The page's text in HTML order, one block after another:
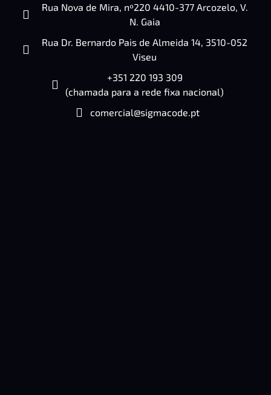
Rua Nova de Mira, nº220 4410-377 Arcozelo, V.
N. Gaia
Rua Dr. Bernardo Pais de Almeida 14, 3510-052
Viseu
+351 220 193 309
(chamada para a rede fixa nacional)
comercial@sigmacode.pt